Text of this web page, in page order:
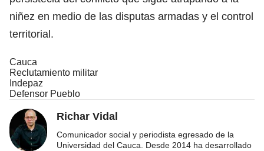
niñez en medio de las disputas armadas y el control
territorial.
Cauca
Reclutamiento militar
Indepaz
Defensor Pueblo
Richar Vidal
Comunicador social y periodista egresado de la
Universidad del Cauca. Desde 2014 ha desarrollado